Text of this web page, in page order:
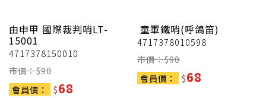
由申甲 國際裁判哨LT-
15001
4717378150010
市價：$90
會員價：
$68
童軍鐵哨(呼鴿笛)
4717378010598
市價：$90
會員價：
$68